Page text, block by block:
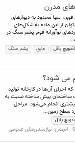
تنها محدود به دیوارهای
از این ماده به شکل‌های
نوآورانه فوم پشم سنگ در
پانل عایق پشم سنگ
می شود؟
آن‌ها در کارخانه تولید
پیش ساخته نسبت به
انجام می‌شود. مراحل
سطح زمین...
پانل
انجمن: نیازمندی‌های عمومی